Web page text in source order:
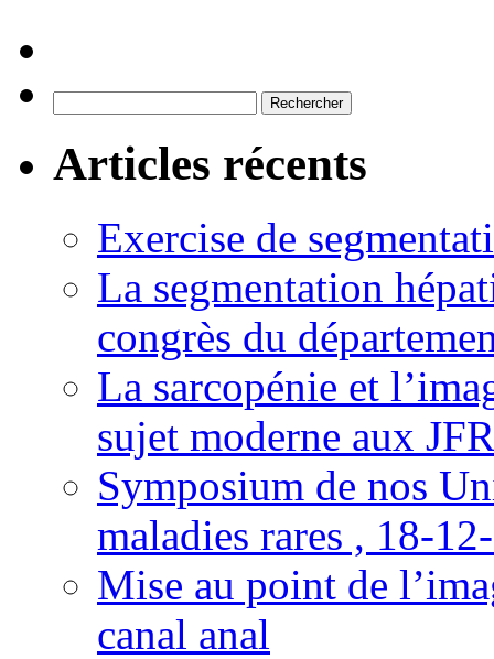
Articles récents
Exercise de
La segmentation
congrès du
La sarcopénie et
sujet moderne aux
Symposium de nos
maladies rares , 18-
Mise au point de
canal anal